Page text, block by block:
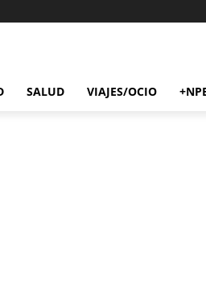
SALUD VIAJES/OCIO